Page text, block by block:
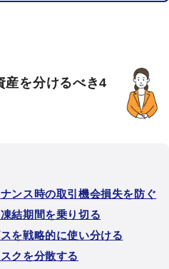
を分けるべき4
ンス時の取引機会損失を防ぐ
結期間を乗り切る
を戦略的に使い分ける
クを分散する